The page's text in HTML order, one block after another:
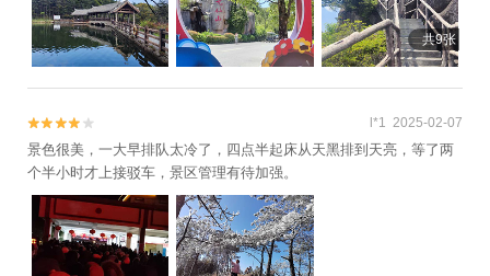
共9张

 l*1 2025-02-07
景色很美，一大早排队太冷了，四点半起床从天黑排到天亮，等了两
个半小时才上接驳车，景区管理有待加强。